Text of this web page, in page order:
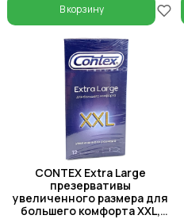
В корзину
CONTEX Extra Large
презервативы
увеличенного размера для
большего комфорта XXL,